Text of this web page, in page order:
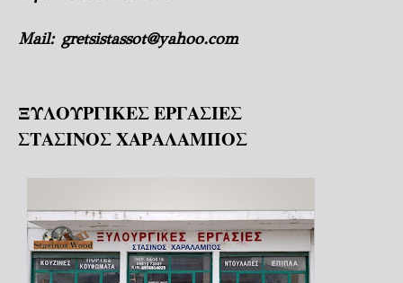
Mail: gretsistassot@yahoo.com
ΞΥΛΟΥΡΓΙΚΕΣ ΕΡΓΑΣΙΕΣ
ΣΤΑΣΙΝΟΣ ΧΑΡΑΛΑΜΠΟΣ